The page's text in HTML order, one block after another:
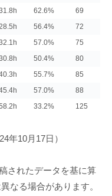
62.6%
69
56.4%
72
57.0%
75
50.4%
80
55.7%
85
57.0%
88
33.2% 125
年10月17日）
されたデータを基に算
なる場合があります。